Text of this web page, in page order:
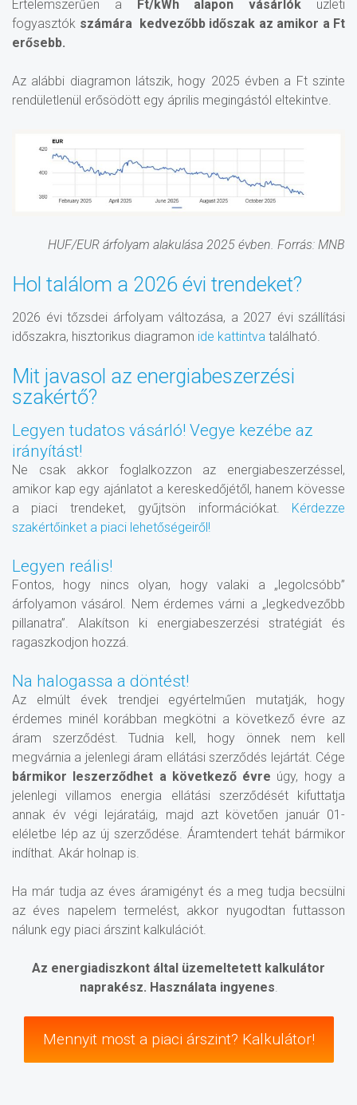
Értelemszerűen a Ft/kWh alapon vásárlók üzleti
fogyasztók számára kedvezőbb időszak az amikor a Ft
erősebb.
Az alábbi diagramon látszik, hogy 2025 évben a Ft szinte
rendületlenül erősödött egy április megingástól eltekintve.
HUF/EUR árfolyam alakulása 2025 évben. Forrás: MNB
Hol találom a 2026 évi trendeket?
2026 évi tőzsdei árfolyam változása, a 2027 évi szállítási
időszakra, hisztorikus diagramon ide kattintva található.
Mit javasol az energiabeszerzési
szakértő?
Legyen tudatos vásárló! Vegye kezébe az
irányítást!
Ne csak akkor foglalkozzon az energiabeszerzéssel,
amikor kap egy ajánlatot a kereskedőjétől, hanem kövesse
a piaci trendeket, gyűjtsön információkat. Kérdezze
szakértőinket a piaci lehetőségeiről!
Legyen reális!
Fontos, hogy nincs olyan, hogy valaki a „legolcsóbb”
árfolyamon vásárol. Nem érdemes várni a „legkedvezőbb
pillanatra”. Alakítson ki energiabeszerzési stratégiát és
ragaszkodjon hozzá.
Na halogassa a döntést!
Az elmúlt évek trendjei egyértelműen mutatják, hogy
érdemes minél korábban megkötni a következő évre az
áram szerződést. Tudnia kell, hogy önnek nem kell
megvárnia a jelenlegi áram ellátási szerződés lejártát. Cége
bármikor leszerződhet a következő évre úgy, hogy a
jelenlegi villamos energia ellátási szerződését kifuttatja
annak év végi lejáratáig, majd azt követően január 01-
eléletbe lép az új szerződése. Áramtendert tehát bármikor
indíthat. Akár holnap is.
Ha már tudja az éves áramigényt és a meg tudja becsülni
az éves napelem termelést, akkor nyugodtan futtasson
nálunk egy piaci árszint kalkulációt.
Az energiadiszkont által üzemeltetett kalkulátor
naprakész. Használata ingyenes
Mennyit most a piaci árszint? Kalkulátor!